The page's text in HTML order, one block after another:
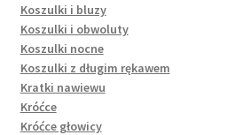
Koszulki i bluzy
Koszulki i obwoluty
Koszulki nocne
Koszulki z długim rękawem
Kratki nawiewu
Króćce
Króćce głowicy